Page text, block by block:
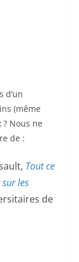
d’un
(même
Nous ne
de :
, Tout ce
les
de